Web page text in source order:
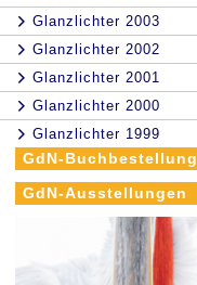
Glanzlichter 2003
Glanzlichter 2002
Glanzlichter 2001
Glanzlichter 2000
Glanzlichter 1999
GdN-Buchbestellung
GdN-Ausstellungen